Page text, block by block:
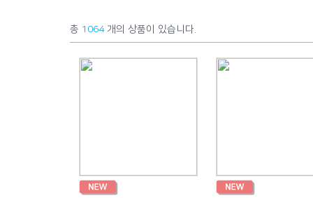
총 1064 개의 상품이 있습니다.